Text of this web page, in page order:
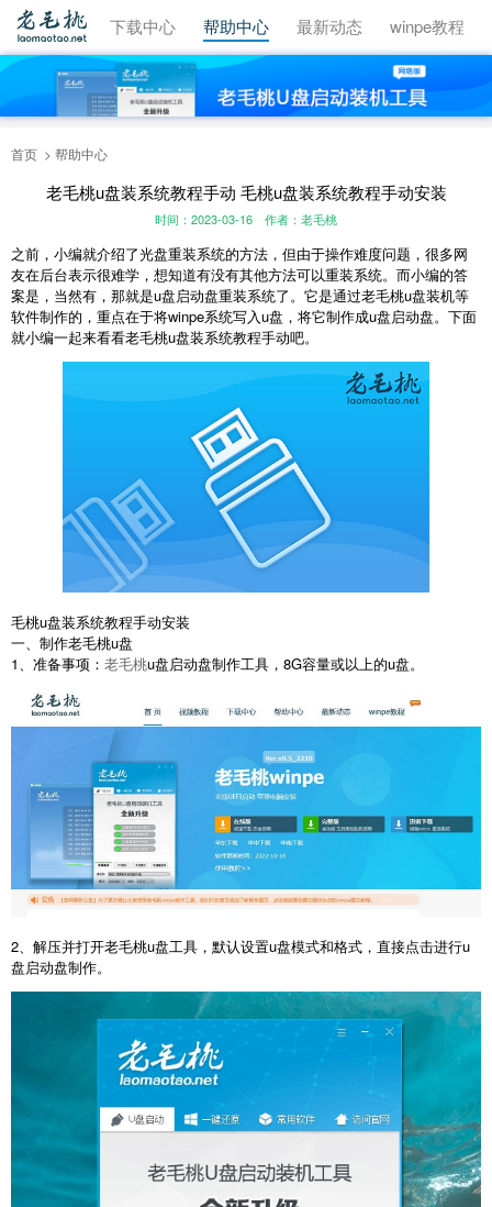
视频教程 下载中心 帮助中心 最新动态 winpe教程
首页 帮助中心
老毛桃u盘装系统教程手动 毛桃u盘装系统教程手动安装
时间：2023-03-16 作者：老毛桃
之前，小编就介绍了光盘重装系统的方法，但由于操作难度问题，很多网
友在后台表示很难学，想知道有没有其他方法可以重装系统。而小编的答
案是，当然有，那就是u盘启动盘重装系统了。它是通过老毛桃u盘装机等
软件制作的，重点在于将winpe系统写入u盘，将它制作成u盘启动盘。下面
就小编一起来看看老毛桃u盘装系统教程手动吧。
毛桃u盘装系统教程手动安装
一、制作老毛桃u盘
1、准备事项： 老毛桃u盘启动盘制作工具，8G容量或以上的u盘。
2、解压并打开老毛桃u盘工具，默认设置u盘模式和格式，直接点击进行u
盘启动盘制作。